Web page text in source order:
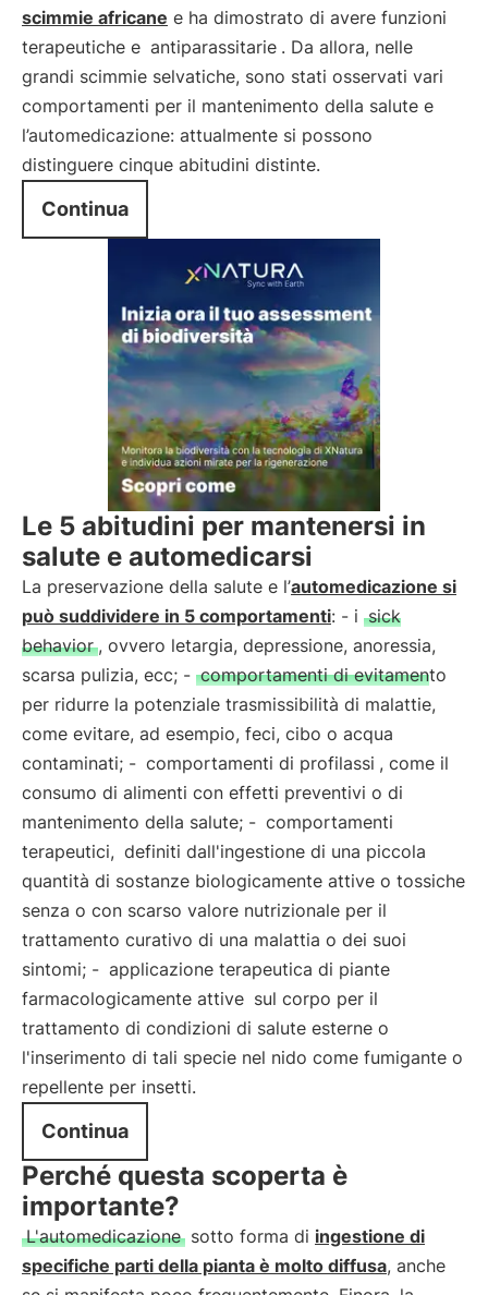
scimmie africane e ha dimostrato di avere funzioni
terapeutiche e antiparassitarie . Da allora, nelle
grandi scimmie selvatiche, sono stati osservati vari
comportamenti per il mantenimento della salute e
l’automedicazione: attualmente si possono
distinguere cinque abitudini distinte.
Continua
Le 5 abitudini per mantenersi in
salute e automedicarsi
La preservazione della salute e l’automedicazione si
può suddividere in 5 comportamenti: - i sick
behavior , ovvero letargia, depressione, anoressia,
scarsa pulizia, ecc; - comportamenti di evitamento
per ridurre la potenziale trasmissibilità di malattie,
come evitare, ad esempio, feci, cibo o acqua
contaminati; - comportamenti di profilassi , come il
consumo di alimenti con effetti preventivi o di
mantenimento della salute; - comportamenti
terapeutici, definiti dall'ingestione di una piccola
quantità di sostanze biologicamente attive o tossiche
senza o con scarso valore nutrizionale per il
trattamento curativo di una malattia o dei suoi
sintomi; - applicazione terapeutica di piante
farmacologicamente attive sul corpo per il
trattamento di condizioni di salute esterne o
l'inserimento di tali specie nel nido come fumigante o
repellente per insetti.
Continua
Perché questa scoperta è
importante?
L'automedicazione sotto forma di ingestione di
specifiche parti della pianta è molto diffusa, anche